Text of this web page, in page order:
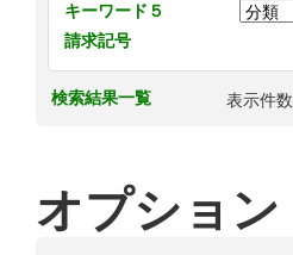
キーワード５
請求記号
検索結果一覧 表示件数
オプション